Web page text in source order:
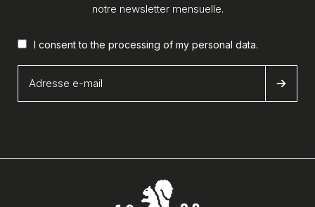
notre newsletter mensuelle.
I consent to the processing of my personal data.